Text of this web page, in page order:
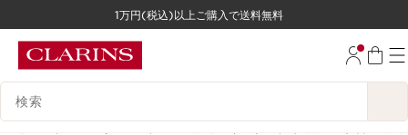
コンテンツへ移動
1万円(税込)以上ご購入で送料無料
検索候補